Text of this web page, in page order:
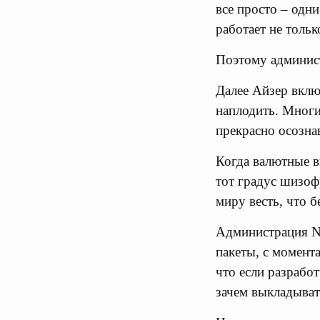
все просто –
работает не
Поэтому
Далее Айзер
наплодить.
прекрасно
Когда валютные
тот градус
миру весть, что
Администрация
пакеты, с
что если
зачем